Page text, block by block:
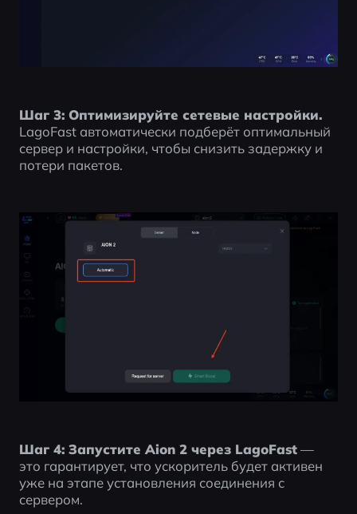
Шаг 3: Оптимизируйте сетевые настройки.
LagoFast автоматически подберёт оптимальный
сервер и настройки, чтобы снизить задержку и
потери пакетов.
Шаг 4: Запустите Aion 2 через LagoFast —
это гарантирует, что ускоритель будет активен
уже на этапе установления соединения с
сервером.